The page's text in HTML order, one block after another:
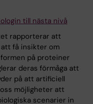
till nästa nivå
rapporterar att
att få insikter om
på proteiner
deras förmåga att
på att artificiell
möjligheter att
scenarier in